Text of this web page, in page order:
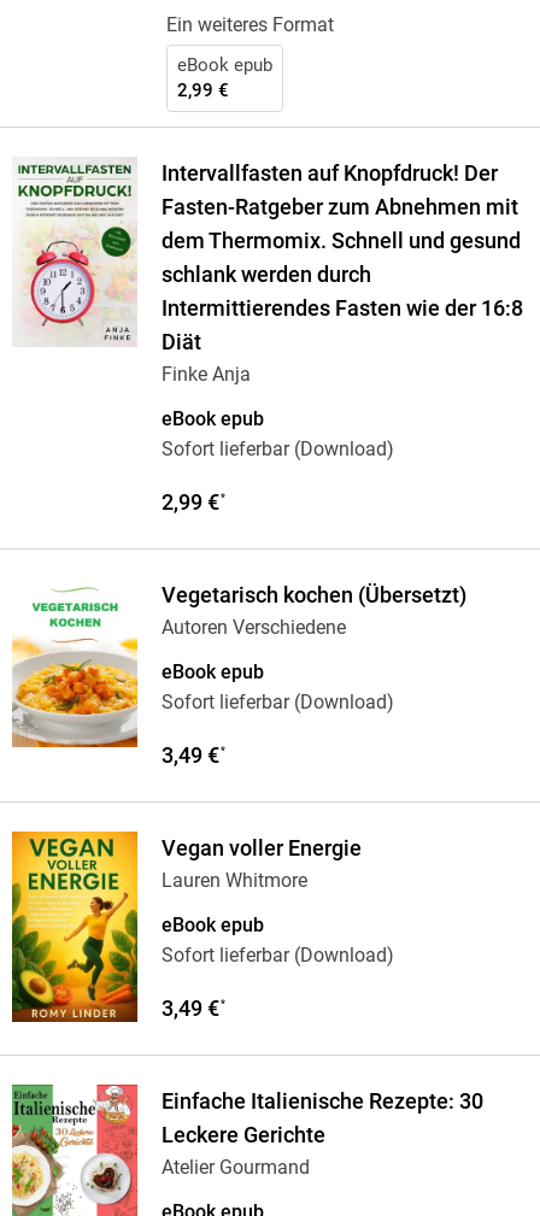
Ein weiteres Format
eBook epub
2,99 €
Intervallfasten auf Knopfdruck! Der
Fasten-Ratgeber zum Abnehmen mit
dem Thermomix. Schnell und gesund
schlank werden durch
Intermittierendes Fasten wie der 16:8
Diät
Finke Anja
eBook epub
Sofort lieferbar (Download)
2,99 €*
Vegetarisch kochen (Übersetzt)
Autoren Verschiedene
eBook epub
Sofort lieferbar (Download)
3,49 €*
Vegan voller Energie
Lauren Whitmore
eBook epub
Sofort lieferbar (Download)
3,49 €*
Einfache Italienische Rezepte: 30
Leckere Gerichte
Atelier Gourmand